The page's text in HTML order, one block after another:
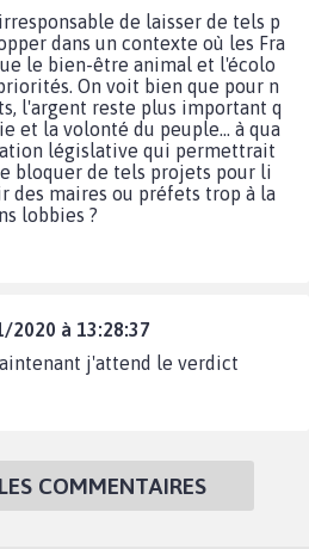
de laisser de tels p
dans un contexte où les Fra
le bien-être animal et l'écolo
On voit bien que pour n
l'argent reste plus important q
et la volonté du peuple... à qua
législative qui permettrait
bloquer de tels projets pour li
des maires ou préfets trop à la
lobbies ?
2020 à 13:28:37
j'attend le verdict
COMMENTAIRES